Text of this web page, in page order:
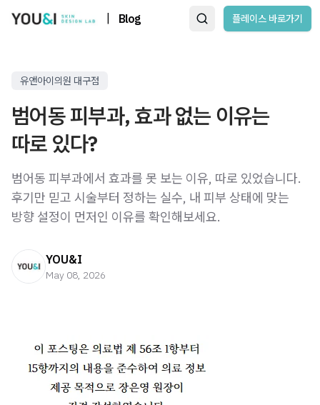
Blog 플레이스 바로가기
유앤아이의원 대구점
범어동 피부과, 효과 없는 이유는
따로 있다?
범어동 피부과에서 효과를 못 보는 이유, 따로 있었습니다.
후기만 믿고 시술부터 정하는 실수, 내 피부 상태에 맞는
방향 설정이 먼저인 이유를 확인해보세요.
YOU&I
May 08, 2026